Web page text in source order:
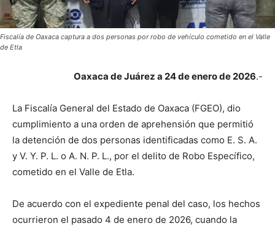
Fiscalía de Oaxaca captura a dos personas por robo de vehículo cometido en el Valle
de Etla
Oaxaca de Juárez a 24 de enero de 2026.-
La Fiscalía General del Estado de Oaxaca (FGEO), dio
cumplimiento a una orden de aprehensión que permitió
la detención de dos personas identificadas como E. S. A.
y V. Y. P. L. o A. N. P. L., por el delito de Robo Específico,
cometido en el Valle de Etla.
De acuerdo con el expediente penal del caso, los hechos
ocurrieron el pasado 4 de enero de 2026, cuando la